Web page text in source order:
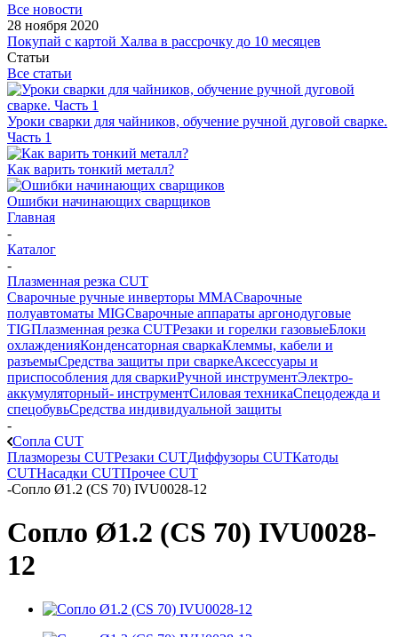
Все новости
28 ноября 2020
Покупай с картой Халва в рассрочку до 10 месяцев
Статьи
Все статьи
Уроки сварки для чайников, обучение ручной дуговой сварке.
Часть 1
Как варить тонкий металл?
Ошибки начинающих сварщиков
Главная
-
Каталог
-
Плазменная резка CUT
Сварочные ручные инверторы MMAСварочные
полуавтоматы MIGСварочные аппараты аргонодуговые
TIGПлазменная резка CUTРезаки и горелки газовыеБлоки
охлажденияКонденсаторная сваркаКлеммы, кабели и
разъемыСредства защиты при сваркеАксессуары и
приспособления для сваркиРучной инструментЭлектро-
аккумуляторный- инструментСиловая техникаСпецодежда и
спецобувьСредства индивидуальной защиты
-
Сопла CUT
Плазморезы CUTРезаки CUTДиффузоры CUTКатоды
CUTНасадки CUTПрочее CUT
-Сопло Ø1.2 (CS 70) IVU0028-12
Сопло Ø1.2 (CS 70) IVU0028-
12